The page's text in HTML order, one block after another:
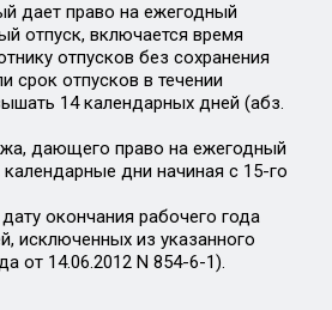
дает право на ежегодный
отпуск, включается время
отпусков без сохранения
срок отпусков в течении
14 календарных дней (абз.
дающего право на ежегодный
дни начиная с 15-го
окончания рабочего года
исключенных из указанного
от 14.06.2012 N 854-6-1).